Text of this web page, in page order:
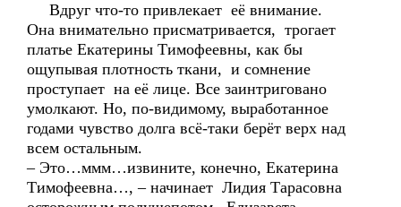
Вдруг что-то привлекает её внимание.
Она внимательно присматривается, трогает
платье Екатерины Тимофеевны, как бы
ощупывая плотность ткани, и сомнение
проступает на её лице. Все заинтриговано
умолкают. Но, по-видимому, выработанное
годами чувство долга всё-таки берёт верх над
всем остальным.
– Это…ммм…извините, конечно, Екатерина
Тимофеевна…, – начинает Лидия Тарасовна